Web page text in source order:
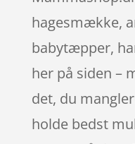
hagesmække,
babytæpper,
her på siden –
det, du
holde bedst